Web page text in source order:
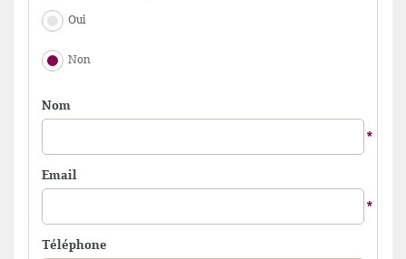
Oui
Non
Nom
Email
Téléphone